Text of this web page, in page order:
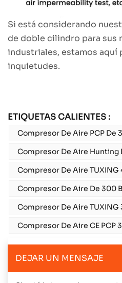
Si está considerando
de doble cilindro para sus
industriales, estamos aquí
inquietudes.
ETIQUETAS CALIENTES :
Compresor De Aire PCP De
Compresor De Aire Hunting
Compresor De Aire
Compresor De Aire De 300
Compresor De Aire TUXING
Compresor De Aire CE PCP
DEJAR UN MENSAJE